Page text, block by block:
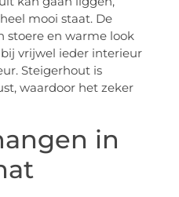
mooi staat. De
stoere en warme look
vrijwel ieder interieur
Steigerhout is
waardoor het zeker
in